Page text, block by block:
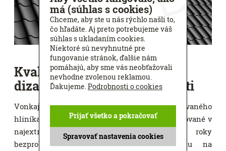
Kvalitný materiál a špičkový
dizajn sú zárukou spokojnosti
Vonkajšie rolety VELUX sú vyrobené z lakovaného
hliníka odolného voči opotrebovaniu. Boli testované v
najextrémnejších podmienkach, aby dlhé roky
bezproblémovo slúžili a to bez ohľadu na
má (súhlas s cookies)
Chceme, aby ste u nás rýchlo našli to,
čo hľadáte. Aj preto potrebujeme váš
súhlas s ukladaním cookies.
Niektoré sú nevyhnutné pre
fungovanie stránok, ďalšie nám
pomáhajú, aby sme vás neobťažovali
nevhodne zvolenou reklamou.
Ďakujeme.Podrobnosti o cookies
Spravovať nastavenia cookies
Prijať všetko a pokračovať